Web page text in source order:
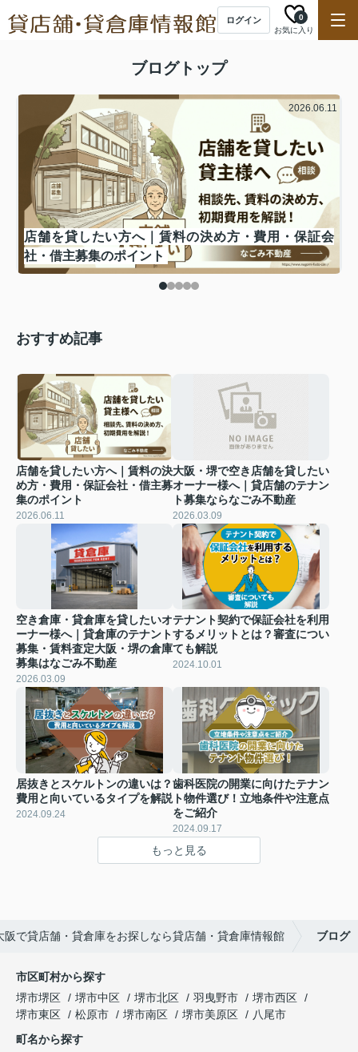
ログイン
お気に入り
0
ブログトップ
2026.06.11
店舗を貸したい方へ｜賃料の決め方・費用・保証会
社・借主募集のポイント
おすすめ記事
店舗を貸したい方へ｜賃料の決
め方・費用・保証会社・借主募
集のポイント
2026.06.11
大阪・堺で空き店舗を貸したい
オーナー様へ｜貸店舗のテナン
ト募集ならなごみ不動産
2026.03.09
空き倉庫・貸倉庫を貸したいオ
ーナー様へ｜貸倉庫のテナント
募集・賃料査定大阪・堺の倉庫
募集はなごみ不動産
2026.03.09
テナント契約で保証会社を利用
するメリットとは？審査につい
ても解説
2024.10.01
居抜きとスケルトンの違いは？
費用と向いているタイプを解説
2024.09.24
歯科医院の開業に向けたテナン
ト物件選び！立地条件や注意点
をご紹介
2024.09.17
もっと見る
阪で貸店舗・貸倉庫をお探しなら貸店舗・貸倉庫情報館 ブログ
市区町村から探す
堺市堺区
堺市中区 堺市北区 羽曳野市
堺市西区
堺市東区
松原市 堺市南区 堺市美原区
八尾市
町名から探す